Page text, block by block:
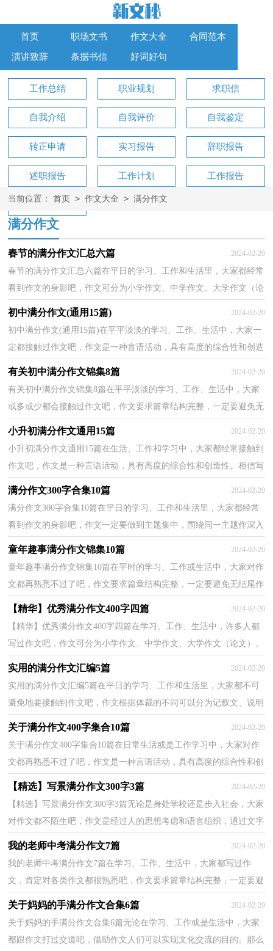
首页 职场文书 作文大全 合同范本
演讲致辞 条据书信 好词好句
工作总结 职业规划 求职信
自我介绍 自我评价 自我鉴定
转正申请 实习报告 辞职报告
述职报告 工作计划 工作报告
工作方案
当前位置： 首页 > 作文大全 > 满分作文
满分作文
春节的满分作文汇总六篇 2024-02-20
春节的满分作文汇总六篇在平日的学习、工作和生活里，大家都经常
看到作文的身影吧，作文可分为小学作文、中学作文、大学作文（论
初中满分作文(通用15篇) 2024-02-20
初中满分作文(通用15篇)在平平淡淡的学习、工作、生活中，大家一
定都接触过作文吧，作文是一种言语活动，具有高度的综合性和创造
有关初中满分作文锦集8篇 2024-02-20
有关初中满分作文锦集8篇在平平淡淡的学习、工作、生活中，大家
或多或少都会接触过作文吧，作文要求篇章结构完整，一定要避免无
小升初满分作文通用15篇 2024-02-20
小升初满分作文通用15篇在生活、工作和学习中，大家都经常接触到
作文吧，作文是一种言语活动，具有高度的综合性和创造性。相信写
作文是一个让许多人都头痛的问题，下面是小编整理的...
满分作文300字合集10篇 2024-02-20
满分作文300字合集10篇在平日的学习、工作和生活里，大家都经常
看到作文的身影吧，作文一定要做到主题集中，围绕同一主题作深入
阐述，切忌东拉西扯，主题涣散甚至无主题。如何写一篇...
童年趣事满分作文锦集10篇 2024-02-20
童年趣事满分作文锦集10篇在平时的学习、工作或生活中，大家对作
文都再熟悉不过了吧，作文要求篇章结构完整，一定要避免无结尾作
文的出现。你写作文时总是无从下笔？以下是小编帮大...
【精华】优秀满分作文400字四篇 2024-02-20
【精华】优秀满分作文400字四篇在学习、工作、生活中，许多人都
写过作文吧，作文可分为小学作文、中学作文、大学作文（论文）。
相信很多朋友都对写作文感到非常苦恼吧，下面是小编帮...
实用的满分作文汇编5篇 2024-02-20
实用的满分作文汇编5篇在平日的学习、工作和生活里，大家都不可
避免地要接触到作文吧，作文根据体裁的不同可以分为记叙文、说明
文、应用文、议论文。还是对作文一筹莫展吗？以下...
关于满分作文400字集合10篇 2024-02-20
关于满分作文400字集合10篇在日常生活或是工作学习中，大家对作
文都再熟悉不过了吧，作文是一种言语活动，具有高度的综合性和创
造性。那么你知道一篇好的作文该怎么写吗？下面是小...
【精选】写景满分作文300字3篇 2024-02-20
【精选】写景满分作文300字3篇无论是身处学校还是步入社会，大家
对作文都不陌生吧，作文是经过人的思想考虑和语言组织，通过文字
我的老师中考满分作文7篇 2024-02-20
我的老师中考满分作文7篇在学习、工作、生活中，大家都写过作
文，肯定对各类作文都很熟悉吧，作文要求篇章结构完整，一定要避
关于妈妈的手满分作文合集6篇 2024-02-20
关于妈妈的手满分作文合集6篇无论在学习、工作或是生活中，大家
都跟作文打过交道吧，借助作文人们可以实现文化交流的目的。那么